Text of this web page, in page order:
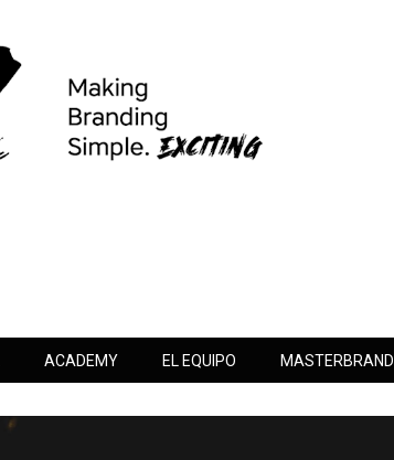
ACADEMY EL EQUIPO MASTERBRAND